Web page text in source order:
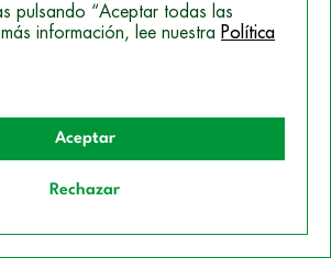
pulsando “Aceptar todas las
información, lee nuestra Política
Aceptar
Rechazar